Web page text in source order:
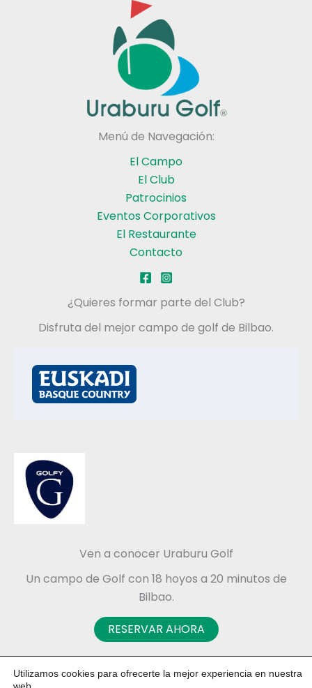
Menú de Navegación:
El Campo
El Club
Patrocinios
Eventos Corporativos
El Restaurante
Contacto
¿Quieres formar parte del Club?
Disfruta del mejor campo de golf de Bilbao.
Ven a conocer Uraburu Golf
Un campo de Golf con 18 hoyos a 20 minutos de
Bilbao.
RESERVAR AHORA
Utilizamos cookies para ofrecerte la mejor experiencia en nuestra